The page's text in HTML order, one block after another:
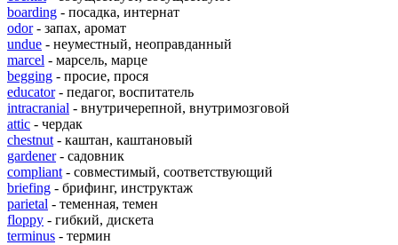
boarding - посадка, интернат
odor- запах, аромат
undue - неуместный, неоправданный
marcel - марсель, марце
begging - просие, прося
educator- педагог, воспитатель
intracranial - внутричерепной, внутримозговой
attic - чердак
chestnut - каштан, каштановый
gardener- садовник
compliant - совместимый, соответствующий
briefing - брифинг, инструктаж
parietal - теменная, темен
floppy - гибкий, дискета
terminus - термин